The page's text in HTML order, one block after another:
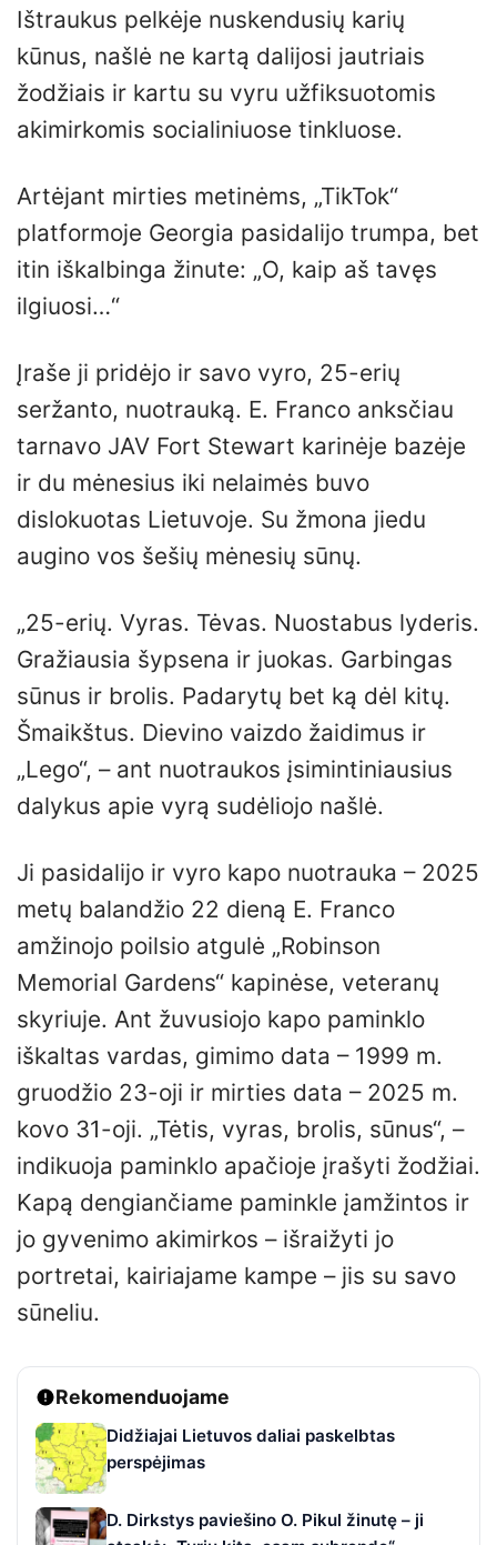
Ištraukus pelkėje nuskendusių karių
kūnus, našlė ne kartą dalijosi jautriais
žodžiais ir kartu su vyru užfiksuotomis
akimirkomis socialiniuose tinkluose.
Artėjant mirties metinėms, „TikTok“
platformoje Georgia pasidalijo trumpa, bet
itin iškalbinga žinute: „O, kaip aš tavęs
ilgiuosi…“
Įraše ji pridėjo ir savo vyro, 25-erių
seržanto, nuotrauką. E. Franco anksčiau
tarnavo JAV Fort Stewart karinėje bazėje
ir du mėnesius iki nelaimės buvo
dislokuotas Lietuvoje. Su žmona jiedu
augino vos šešių mėnesių sūnų.
„25-erių. Vyras. Tėvas. Nuostabus lyderis.
Gražiausia šypsena ir juokas. Garbingas
sūnus ir brolis. Padarytų bet ką dėl kitų.
Šmaikštus. Dievino vaizdo žaidimus ir
„Lego“, – ant nuotraukos įsimintiniausius
dalykus apie vyrą sudėliojo našlė.
Ji pasidalijo ir vyro kapo nuotrauka – 2025
metų balandžio 22 dieną E. Franco
amžinojo poilsio atgulė „Robinson
Memorial Gardens“ kapinėse, veteranų
skyriuje. Ant žuvusiojo kapo paminklo
iškaltas vardas, gimimo data – 1999 m.
gruodžio 23-oji ir mirties data – 2025 m.
kovo 31-oji. „Tėtis, vyras, brolis, sūnus“, –
indikuoja paminklo apačioje įrašyti žodžiai.
Kapą dengiančiame paminkle įamžintos ir
jo gyvenimo akimirkos – išraižyti jo
portretai, kairiajame kampe – jis su savo
sūneliu.
Rekomenduojame
Didžiajai Lietuvos daliai paskelbtas
perspėjimas
D. Dirkstys paviešino O. Pikul žinutę – ji